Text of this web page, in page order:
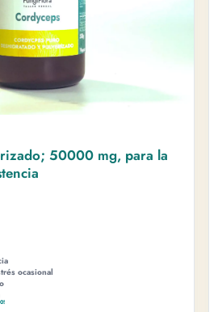
CUADERNO
Una nota
Una vez por
preparando en
50000 mg, para la
ocasional